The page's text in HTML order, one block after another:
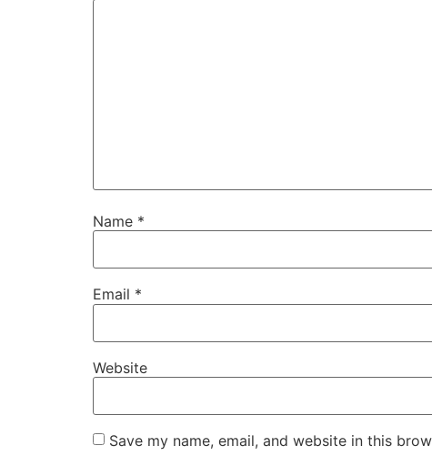
Name *
Email *
Website
Save my name, email, and website in this